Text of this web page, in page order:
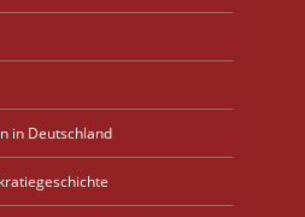
in Deutschland